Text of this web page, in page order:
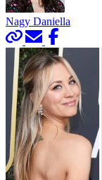
Nagy Daniella